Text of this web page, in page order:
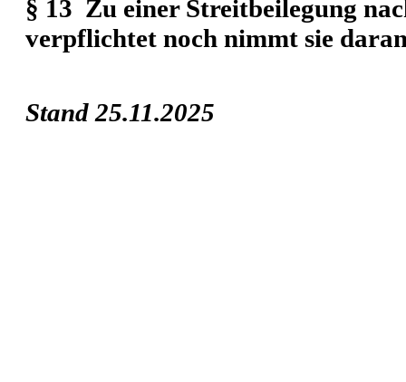
§ 13 Zu einer Streitbeilegung
verpflichtet noch nimmt sie
Stand 25.11.2025